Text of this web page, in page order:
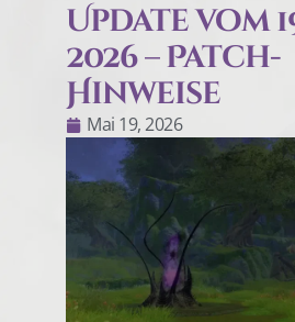
Update vom
2026 – Patch-
Hinweise
Mai 19, 2026